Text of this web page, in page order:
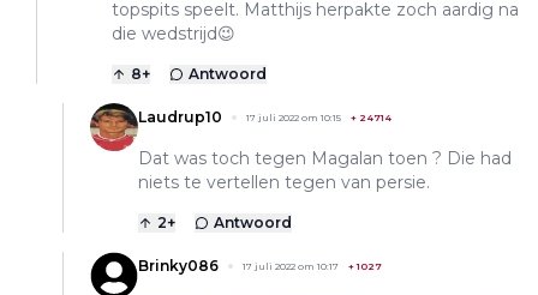
topspits speelt. Matthijs herpakte zoch aardig na
die wedstrijd😉
8+ Antwoord
Laudrup10 17 juli 2022 om 10:15 + 24714
Dat was toch tegen Magalan toen ? Die had
niets te vertellen tegen van persie.
2+ Antwoord
Brinky086 17 juli 2022 om 10:17 +1027